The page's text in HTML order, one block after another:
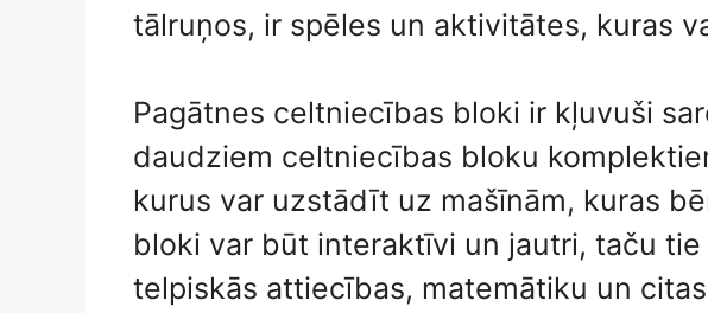
tālruņos, ir spēles un aktivitātes, kuras
Pagātnes celtniecības bloki ir kļuvuši
daudziem celtniecības bloku
kurus var uzstādīt uz mašīnām, kuras
bloki var būt interaktīvi un jautri, taču tie
telpiskās attiecības, matemātiku un